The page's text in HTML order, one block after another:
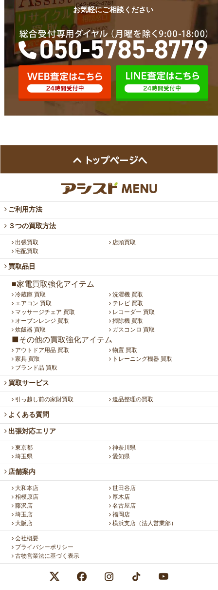
お気軽にご相談ください
ご利用方法
３つの買取方法
出張買取
店頭買取
宅配買取
買取品目
■家電買取強化アイテム
冷蔵庫 買取
洗濯機 買取
エアコン 買取
テレビ 買取
マッサージチェア 買取
レコーダー 買取
オーブンレンジ 買取
掃除機 買取
炊飯器 買取
ガスコンロ 買取
■その他の買取強化アイテム
アウトドア用品 買取
物置 買取
家具 買取
トレーニング機器 買取
ブランド品 買取
買取サービス
引っ越し前の家財買取 遺品整理の買取
よくある質問
出張対応エリア
東京都
神奈川県
埼玉県
愛知県
店舗案内
大和本店
世田谷店
相模原店
厚木店
藤沢店
名古屋店
埼玉店
福岡店
大阪店
横浜支店（法人営業部）
会社概要
プライバシーポリシー
古物営業法に基づく表示